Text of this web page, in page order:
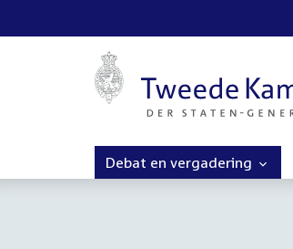
Debat en vergadering